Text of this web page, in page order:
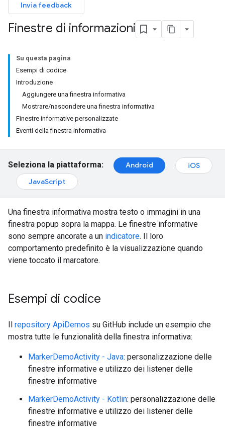
Invia feedback
Finestre di informazioni
Su questa pagina
Esempi di codice
Introduzione
Aggiungere una finestra informativa
Mostrare/nascondere una finestra informativa
Finestre informative personalizzate
Eventi della finestra informativa
Seleziona la piattaforma: Android
iOS
JavaScript
Una finestra informativa mostra testo o immagini in una
finestra popup sopra la mappa. Le finestre informative
sono sempre ancorate a un indicatore. Il loro
comportamento predefinito è la visualizzazione quando
viene toccato il marcatore.
Esempi di codice
Il repository ApiDemos su GitHub include un esempio che
mostra tutte le funzionalità della finestra informativa:
MarkerDemoActivity - Java: personalizzazione delle
finestre informative e utilizzo dei listener delle
finestre informative
MarkerDemoActivity - Kotlin: personalizzazione delle
finestre informative e utilizzo dei listener delle
finestre informative